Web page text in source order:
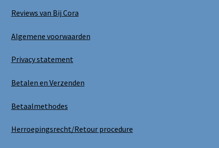
Reviews van Bij Cora
Algemene voorwaarden
Privacy statement
Betalen en Verzenden
Betaalmethodes
Herroepingsrecht/Retour procedure